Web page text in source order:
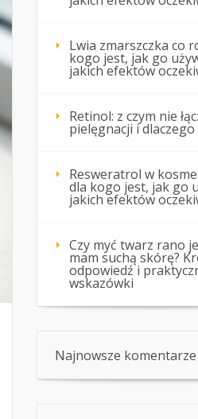
Lwia zmarszczka co
kogo jest, jak go
jakich efektów
Retinol: z czym nie
pielęgnacji i dlaczego
Resweratrol w
dla kogo jest, jak go
jakich efektów
Czy myć twarz rano
mam suchą skórę?
odpowiedź i
wskazówki
Najnowsze komentarze